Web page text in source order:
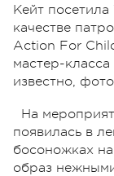
Кейт
качестве
Action For
мастер-
известно,
На
появилась в
босоножках
образ